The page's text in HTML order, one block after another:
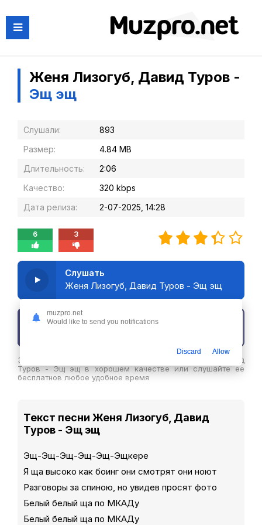
Женя Лизогуб, Давид Туров -
Эщ эщ
Слушали:
893
Размер:
4.84 MB
Длительность:
2:06
Качество:
320 kbps
Дата релиза:
2-07-2025, 14:28
6 3
Слушать
Женя Лизогуб, Давид Туров - Эщ эщ
Скачать трек
Здесь вы можете скачать песню Женя Лизогуб, Давид
Туров - Эщ эщ в хорошем качестве или слушайте ее
бесплатнов любое удобное время
Текст песни Женя Лизогуб, Давид
Туров - Эщ эщ
Эщ-Эщ-Эщ-Эщ-Эщ-Эщкере
Я ща высоко как боинг они смотрят они ноют
Разговоры за спиною, но увидев просят фото
Белый белый ща по МКАДу
Белый белый ща по МКАДу
muzpro.net
Would like to send you notifications
Discard Allow